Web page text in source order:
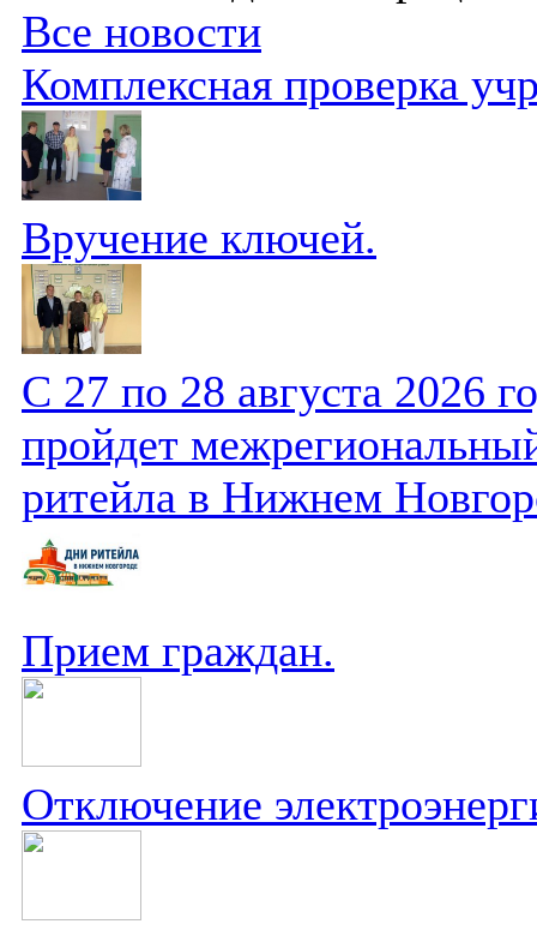
Все новости
Комплексная проверка
Вручение ключей.
С 27 по 28 августа 2026
пройдет
ритейла в Нижнем
Прием граждан.
Отключение